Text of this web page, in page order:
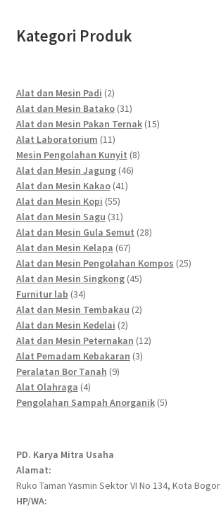
Kategori Produk
Alat dan Mesin Padi 22
products
Alat dan Mesin Batako 3131
products
Alat dan Mesin Pakan Ternak 1515
Alat Laboratorium 1111
products
Mesin Pengolahan Kunyit 88
Alat dan Mesin Jagung 4646
Alat dan Mesin Kakao 4141
Alat dan Mesin Kopi 5555
products
Alat dan Mesin Sagu 3131
products
Alat dan Mesin Gula Semut 2828
Alat dan Mesin Kelapa 6767
products
Alat dan Mesin Pengolahan Kompos 2525
Alat dan Mesin Singkong 4545
Furnitur lab 3434
products
Alat dan Mesin Tembakau 22
Alat dan Mesin Kedelai 22
products
Alat dan Mesin Peternakan 1212
Alat Pemadam Kebakaran 33
Peralatan Bor Tanah 99
Alat Olahraga 44
products
Pengolahan Sampah Anorganik 55
PD. Karya Mitra Usaha
Alamat:
Ruko Taman Yasmin Sektor VI No 134, Kota Bogor
HP/WA: